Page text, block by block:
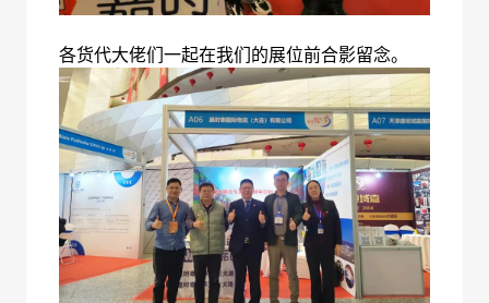
各货代大佬们一起在我们的展位前合影留念。